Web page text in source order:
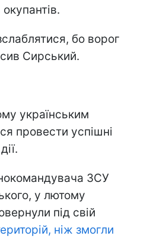
бо ворог
Сирський.
українським
провести успішні
ЗСУ
у лютому
під свій
ніж змогли